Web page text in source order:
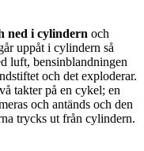
ned i cylindern och
uppåt i cylindern så
luft, bensinblandningen
och det exploderar.
takter på en cykel; en
och antänds och den
trycks ut från cylindern.